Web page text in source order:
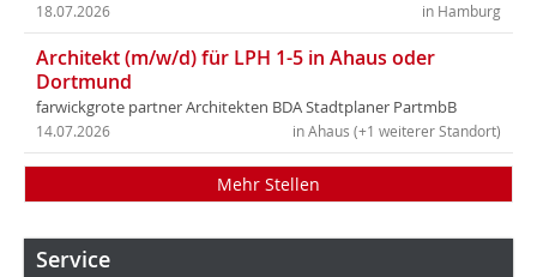
in Hamburg
18.07.2026
Architekt (m/w/d) für LPH 1-5 in Ahaus oder
Dortmund
farwickgrote partner Architekten BDA Stadtplaner PartmbB
in Ahaus (+1 weiterer Standort)
14.07.2026
Mehr Stellen
Service